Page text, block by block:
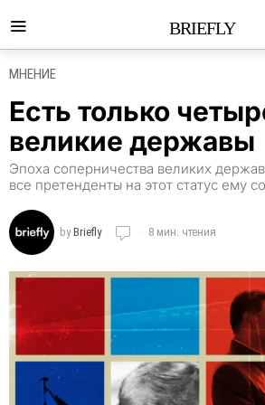
BRIEFLY
МНЕНИЕ
Есть только
великие державы
Эпоха соперничества великих
все претенденты на этот статус ему
byBriefly 8 мин. чтения